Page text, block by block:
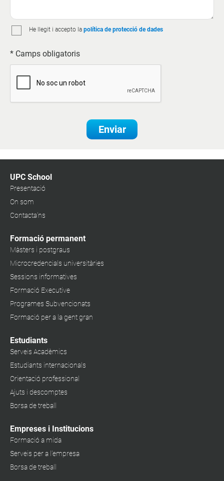
He llegit i accepto la política de protecció de dades
* Camps obligatoris
Enviar
UPC School
Presentació
On som
Contacta'ns
Formació permanent
Màsters i postgraus
Microcredencials universitàries
Sessions informatives
Formació Executive
Programes Subvencionats
Formació per a la gent gran
Estudiants
Serveis Acadèmics
Estudiants internacionals
Orientació professional
Ajuts i descomptes
Borsa de treball
Empreses i Institucions
Formació a mida
Serveis per a l'empresa
Borsa de treball